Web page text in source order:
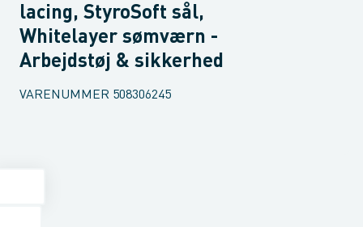
lacing, StyroSoft sål,
Whitelayer sømværn -
Arbejdstøj & sikkerhed
VARENUMMER 508306245